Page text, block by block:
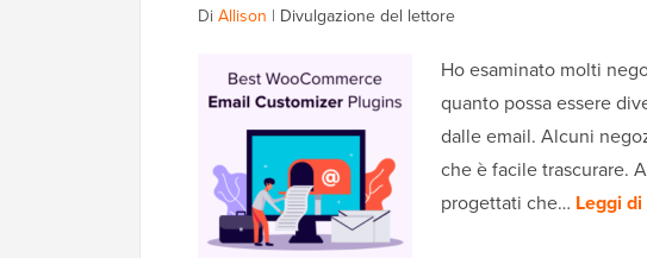
DiAllison | Divulgazione del lettore
Ho esaminato molti
quanto possa essere
dalle email. Alcuni
che è facile trascurare.
progettati che… Leggi